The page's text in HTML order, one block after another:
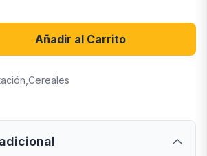
Añadir al Carrito
Cereales